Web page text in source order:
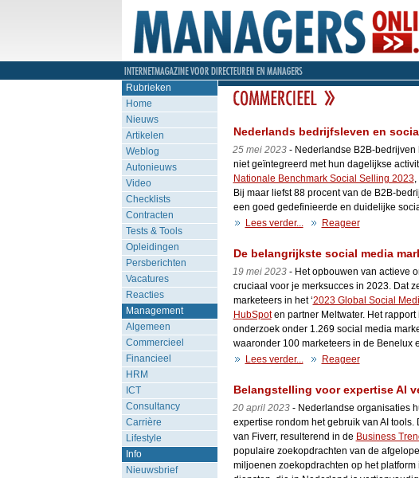
Rubrieken
Home
Nieuws
Artikelen
Weblog
Autonieuws
Video
Checklists
Contracten
Tests & Tools
Opleidingen
Persberichten
Vacatures
Reacties
Management
Algemeen
Commercieel
Financieel
HRM
ICT
Consultancy
Carrière
Lifestyle
Info
Nieuwsbrief
Nederlands bedrijfsleven en
25 mei 2023- Nederlandse B2B-bedrijven
niet geïntegreerd met hun dagelijkse
Nationale Benchmark Social Selling 2023,
Bij maar liefst 88 procent van de B2B-
een goed gedefinieerde en duidelijke
Lees verder...
Reageer
De belangrijkste social media
19 mei 2023- Het opbouwen van actieve
cruciaal voor je merksucces in 2023. Dat
marketeers in het ‘2023 Global Social
HubSpoten partner Meltwater. Het rapport
onderzoek onder 1.269 social media
waaronder 100 marketeers in de Benelux
Lees verder...
Reageer
Belangstelling voor expertise AI
20 april 2023- Nederlandse organisaties
expertise rondom het gebruik van AI tools.
van Fiverr, resulterend in de Business
populaire zoekopdrachten van de
miljoenen zoekopdrachten op het platform